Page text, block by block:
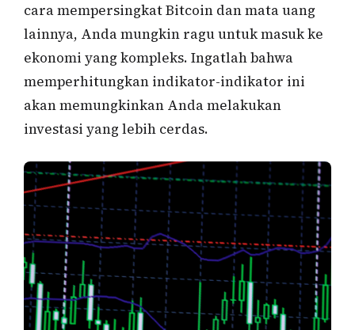
cara mempersingkat Bitcoin dan mata uang
lainnya, Anda mungkin ragu untuk masuk ke
ekonomi yang kompleks. Ingatlah bahwa
memperhitungkan indikator-indikator ini
akan memungkinkan Anda melakukan
investasi yang lebih cerdas.